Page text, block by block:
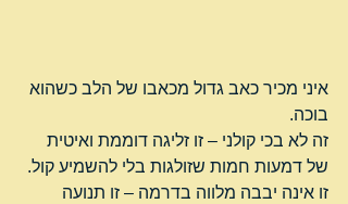
איני מכיר כאב גדול מכאבו של הלב כשהוא
בוכה.
זה לא בכי קולני – זו זליגה דוממת ואיטית
של דמעות חמות שזולגות בלי להשמיע קול.
זו אינה יבבה מלווה בדרמה – זו תנועה